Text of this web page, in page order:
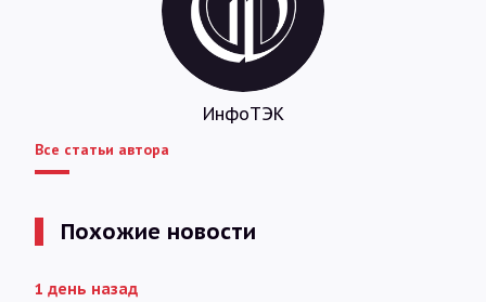
ИнфоТЭК
Все статьи автора
Похожие новости
1 день назад